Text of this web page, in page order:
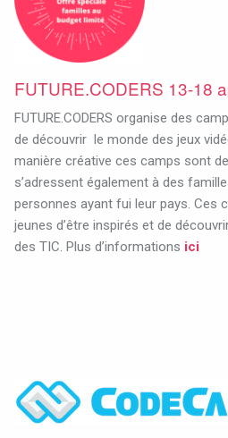
FUTURE.CODERS 13-18
FUTURE.CODERS organise des
de découvrir le monde des jeux
manière créative ces camps sont
s’adressent également à des
personnes ayant fui leur pays. Ces
jeunes d’être inspirés et de
des TIC. Plus d’informations ici